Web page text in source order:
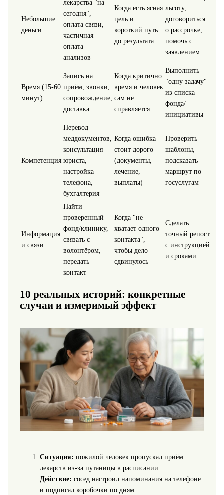
Небольшие
деньги
лекарства "на
сегодня",
оплата связи,
частичная
оплата
анализов
Когда есть ясная
цель и
короткий путь
до результата
льготу,
договориться
о рассрочке,
помочь с
заявлением
Время (15-60
минут)
Запись на
приём, звонки,
сопровождение,
доставка
Когда критично
время и человек
сам не
справляется
Выполнить
"одну задачу"
из списка
фонда/
инициативы
Компетенция
Перевод
меддокументов,
консультация
юриста,
настройка
телефона,
бухгалтерия
Когда ошибка
стоит дорого
(документы,
лечение,
выплаты)
Проверить
шаблоны,
подсказать
маршрут по
госуслугам
Информация
и связи
Найти
проверенный
фонд/клинику,
связать с
волонтёром,
передать
контакт
Когда "не
хватает одного
контакта",
чтобы дело
сдвинулось
Сделать
точный репост
с инструкцией
и сроками
10 реальных историй: конкретные
случаи и измеримый эффект
Ситуация: пожилой человек пропускал приём
лекарств из-за путаницы в расписании.
Действие: сосед настроил напоминания на телефоне
и подписал коробочки по дням.